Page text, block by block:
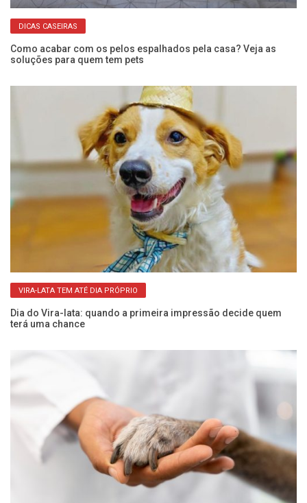
DICAS CASEIRAS
Como acabar com os pelos espalhados pela casa? Veja as
soluções para quem tem pets
VIRA-LATA TEM ATÉ DIA PRÓPRIO
Dia do Vira-lata: quando a primeira impressão decide quem
terá uma chance